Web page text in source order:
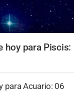
hoy para Piscis:
para Acuario: 06